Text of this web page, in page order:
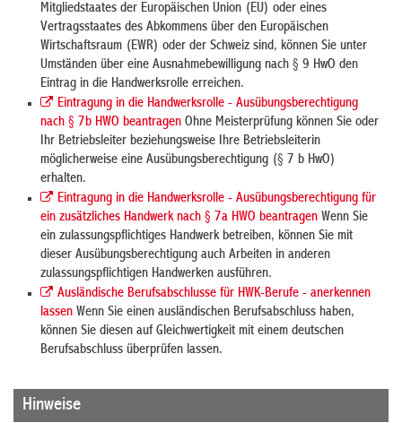
Mitgliedstaates der Europäischen Union (EU) oder eines
Vertragsstaates des Abkommens über den Europäischen
Wirtschaftsraum (EWR) oder der Schweiz sind, können Sie unter
Umständen über eine Ausnahmebewilligung nach § 9 HwO den
Eintrag in die Handwerksrolle erreichen.
Eintragung in die Handwerksrolle - Ausübungsberechtigung
nach § 7b HWO beantragen Ohne Meisterprüfung können Sie oder
Ihr Betriebsleiter beziehungsweise Ihre Betriebsleiterin
möglicherweise eine Ausübungsberechtigung (§ 7 b HwO)
erhalten.
Eintragung in die Handwerksrolle - Ausübungsberechtigung für
ein zusätzliches Handwerk nach § 7a HWO beantragen Wenn Sie
ein zulassungspflichtiges Handwerk betreiben, können Sie mit
dieser Ausübungsberechtigung auch Arbeiten in anderen
zulassungspflichtigen Handwerken ausführen.
Ausländische Berufsabschlusse für HWK-Berufe - anerkennen
lassen Wenn Sie einen ausländischen Berufsabschluss haben,
können Sie diesen auf Gleichwertigkeit mit einem deutschen
Berufsabschluss überprüfen lassen.
Hinweise